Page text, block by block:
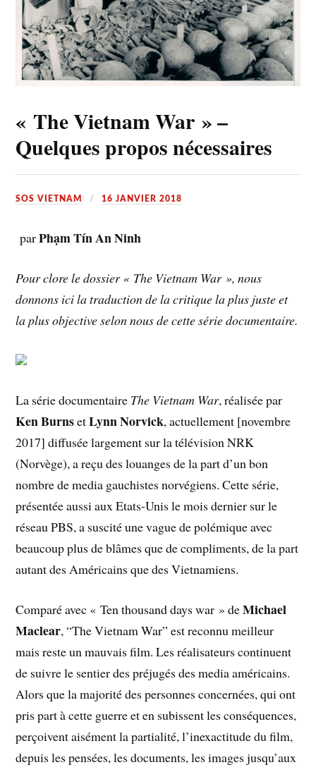
« The Vietnam War » –
Quelques propos nécessaires
SOS VIETNAM 16 JANVIER 2018
parPhạm Tín An Ninh
Pour clore le dossier « The Vietnam War », nous
donnons ici la traduction de la critique la plus juste et
la plus objective selon nous de cette série documentaire.
La série documentaire The Vietnam War, réalisée par
Ken BurnsetLynn Norvick, actuellement [novembre
2017] diffusée largement sur la télévision NRK
(Norvège), a reçu des louanges de la part d’un bon
nombre de media gauchistes norvégiens. Cette série,
présentée aussi aux Etats-Unis le mois dernier sur le
réseau PBS, a suscité une vague de polémique avec
beaucoup plus de blâmes que de compliments, de la part
autant des Américains que des Vietnamiens.
Comparé avec « Ten thousand days war » deMichael
Maclear, “The Vietnam War” est reconnu meilleur
mais reste un mauvais film. Les réalisateurs continuent
de suivre le sentier des préjugés des media américains.
Alors que la majorité des personnes concernées, qui ont
pris part à cette guerre et en subissent les conséquences,
perçoivent aisément la partialité, l’inexactitude du film,
depuis les pensées, les documents, les images jusqu’aux